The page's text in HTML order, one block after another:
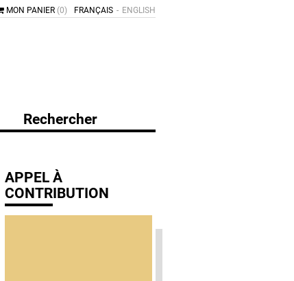
ENGLISH
FRANÇAIS
MON PANIER (0)
Rechercher
APPEL À
CONTRIBUTION